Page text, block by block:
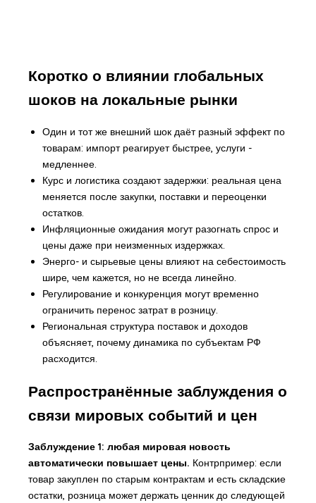
Коротко о влиянии глобальных
шоков на локальные рынки
Один и тот же внешний шок даёт разный эффект по
товарам: импорт реагирует быстрее, услуги -
медленнее.
Курс и логистика создают задержки: реальная цена
меняется после закупки, поставки и переоценки
остатков.
Инфляционные ожидания могут разогнать спрос и
цены даже при неизменных издержках.
Энерго- и сырьевые цены влияют на себестоимость
шире, чем кажется, но не всегда линейно.
Регулирование и конкуренция могут временно
ограничить перенос затрат в розницу.
Региональная структура поставок и доходов
объясняет, почему динамика по субъектам РФ
расходится.
Распространённые заблуждения о
связи мировых событий и цен
Заблуждение 1: любая мировая новость
автоматически повышает цены. Контрпример: если
товар закуплен по старым контрактам и есть складские
остатки, розница может держать ценник до следующей